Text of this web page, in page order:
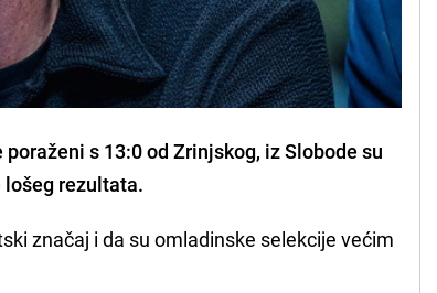
s 13:0 od Zrinjskog, iz Slobode su
rezultata.
značaj i da su omladinske selekcije većim